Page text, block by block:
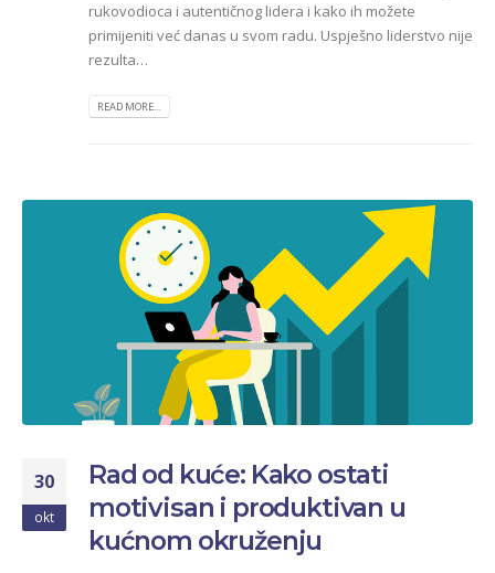
rukovodioca i autentičnog lidera i kako ih možete
primijeniti već danas u svom radu. Uspješno liderstvo nije
rezulta…
READ MORE...
30
okt
Rad od kuće: Kako ostati
motivisan i produktivan u
kućnom okruženju